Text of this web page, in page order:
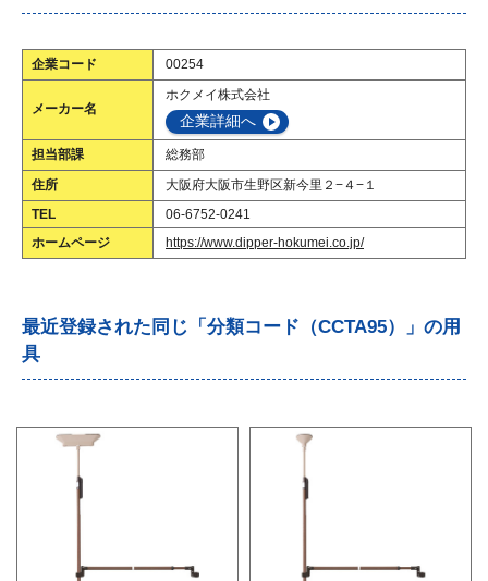
企業コード 00254
メーカー名
ホクメイ株式会社
企業詳細へ
担当部課
総務部
住所
大阪府大阪市生野区新今里２−４−１
TEL
06-6752-0241
ホームページ
https://www.dipper-hokumei.co.jp/
最近登録された同じ「分類コード（CCTA95）」の用
具